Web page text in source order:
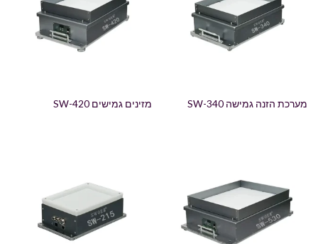
מערכת הזנה גמישה SW-340 מזינים גמישים SW-420